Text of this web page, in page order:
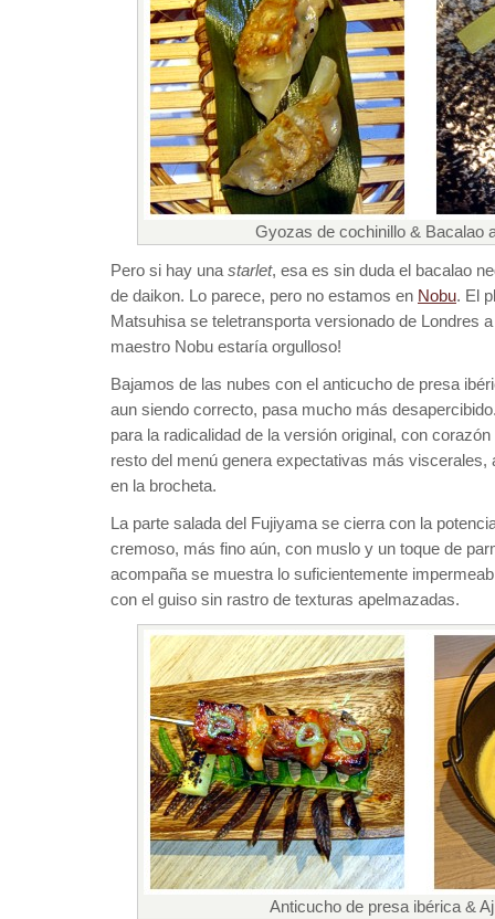
Gyozas de cochinillo & Bacalao
Pero si hay una starlet, esa es sin duda el bacalao
de daikon. Lo parece, pero no estamos en Nobu. El
Matsuhisa se teletransporta versionado de Londres
maestro Nobu estaría orgulloso!
Bajamos de las nubes con el anticucho de presa
aun siendo correcto, pasa mucho más
para la radicalidad de la versión original, con
resto del menú genera expectativas más viscerales,
en la brocheta.
La parte salada del Fujiyama se cierra con la
cremoso, más fino aún, con muslo y un toque de
acompaña se muestra lo suficientemente
con el guiso sin rastro de texturas apelmazadas.
Anticucho de presa ibérica &